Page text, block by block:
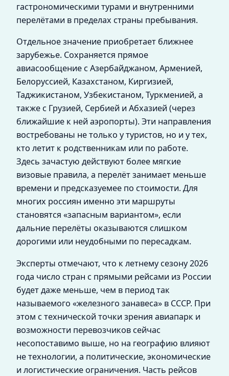
гастрономическими турами и внутренними
перелётами в пределах страны пребывания.
Отдельное значение приобретает ближнее
зарубежье. Сохраняется прямое
авиасообщение с Азербайджаном, Арменией,
Белоруссией, Казахстаном, Киргизией,
Таджикистаном, Узбекистаном, Туркменией, а
также с Грузией, Сербией и Абхазией (через
ближайшие к ней аэропорты). Эти направления
востребованы не только у туристов, но и у тех,
кто летит к родственникам или по работе.
Здесь зачастую действуют более мягкие
визовые правила, а перелёт занимает меньше
времени и предсказуемее по стоимости. Для
многих россиян именно эти маршруты
становятся «запасным вариантом», если
дальние перелёты оказываются слишком
дорогими или неудобными по пересадкам.
Эксперты отмечают, что к летнему сезону 2026
года число стран с прямыми рейсами из России
будет даже меньше, чем в период так
называемого «железного занавеса» в СССР. При
этом с технической точки зрения авиапарк и
возможности перевозчиков сейчас
несопоставимо выше, но на географию влияют
не технологии, а политические, экономические
и логистические ограничения. Часть рейсов